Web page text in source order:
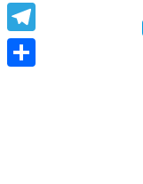
WhatsApp
Telegram